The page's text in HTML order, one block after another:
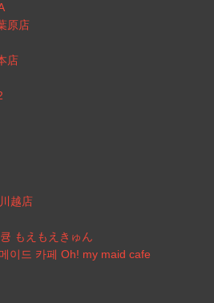
原店
店
越店
もえもえきゅん
이드 카페 Oh! my maid cafe